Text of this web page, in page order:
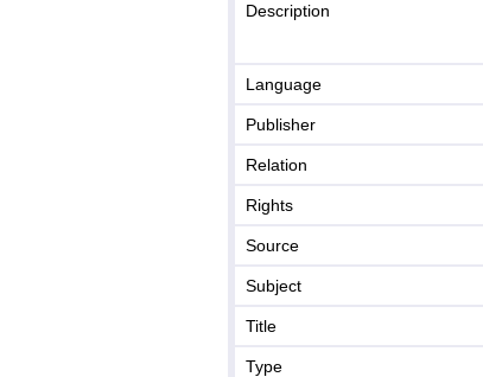
Description
Language
Publisher
Relation
Rights
Source
Subject
Title
Type